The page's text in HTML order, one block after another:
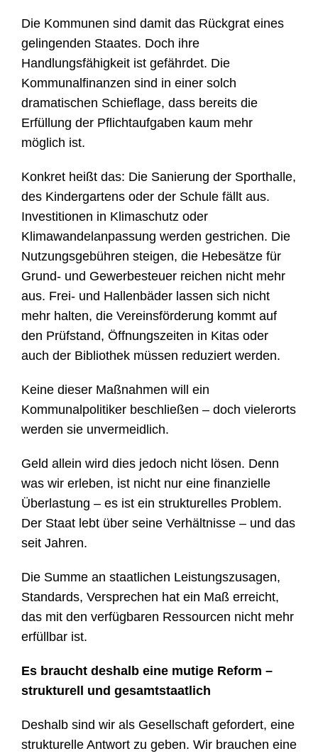
Die Kommunen sind damit das Rückgrat eines
gelingenden Staates. Doch ihre
Handlungsfähigkeit ist gefährdet. Die
Kommunalfinanzen sind in einer solch
dramatischen Schieflage, dass bereits die
Erfüllung der Pflichtaufgaben kaum mehr
möglich ist.
Konkret heißt das: Die Sanierung der Sporthalle,
des Kindergartens oder der Schule fällt aus.
Investitionen in Klimaschutz oder
Klimawandelanpassung werden gestrichen. Die
Nutzungsgebühren steigen, die Hebesätze für
Grund- und Gewerbesteuer reichen nicht mehr
aus. Frei- und Hallenbäder lassen sich nicht
mehr halten, die Vereinsförderung kommt auf
den Prüfstand, Öffnungszeiten in Kitas oder
auch der Bibliothek müssen reduziert werden.
Keine dieser Maßnahmen will ein
Kommunalpolitiker beschließen – doch vielerorts
werden sie unvermeidlich.
Geld allein wird dies jedoch nicht lösen. Denn
was wir erleben, ist nicht nur eine finanzielle
Überlastung – es ist ein strukturelles Problem.
Der Staat lebt über seine Verhältnisse – und das
seit Jahren.
Die Summe an staatlichen Leistungszusagen,
Standards, Versprechen hat ein Maß erreicht,
das mit den verfügbaren Ressourcen nicht mehr
erfüllbar ist.
Es braucht deshalb eine mutige Reform –
strukturell und gesamtstaatlich
Deshalb sind wir als Gesellschaft gefordert, eine
strukturelle Antwort zu geben. Wir brauchen eine